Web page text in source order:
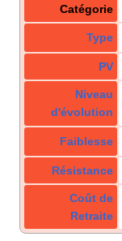
Catégorie
Type
PV
Niveau
d'évolution
Faiblesse
Résistance
Coût de
Retraite